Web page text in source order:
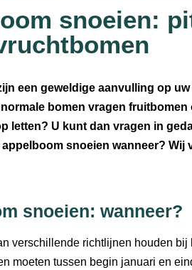
snoeien:
een geweldige aanvulling op
bomen vragen
letten? U kunt dan vragen in
snoeien wanneer? Wij
snoeien: wanneer?
verschillende richtlijnen houden bij
moeten tussen begin januari en